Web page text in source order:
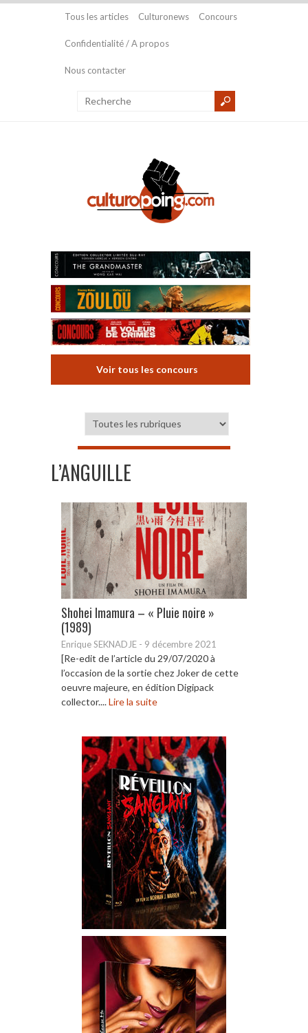
Tous les articles Culturonews Concours
Confidentialité / A propos
Nous contacter
Voir tous les concours
L’ANGUILLE
Shohei Imamura – « Pluie noire »
(1989)
Enrique SEKNADJE - 9 décembre 2021
[Re-edit de l’article du 29/07/2020 à
l’occasion de la sortie chez Joker de cette
oeuvre majeure, en édition Digipack
collector....Lire la suite